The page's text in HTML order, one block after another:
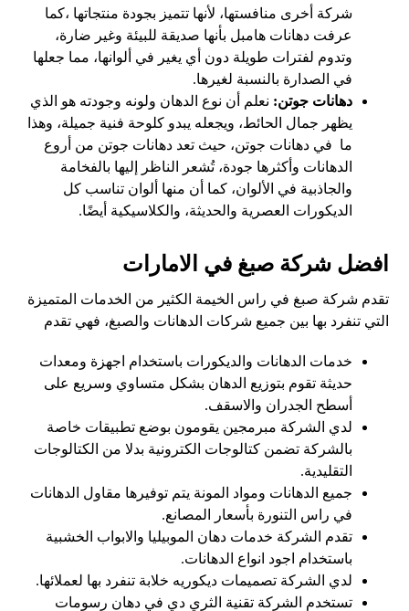
شركة أخرى منافستها، لأنها تتميز بجودة منتجاتها ،كما
عرفت دهانات هامبل بأنها صديقة للبيئة وغير ضارة،
وتدوم لفترات طويلة دون أي يغير في ألوانها، مما جعلها
في الصدارة بالنسبة لغيرها.
دهانات جوتن: نعلم أن نوع الدهان ولونه وجودته هو الذي
يظهر جمال الحائط، ويجعله يبدو كلوحة فنية جميلة، وهذا
ما في دهانات جوتن، حيث تعد دهانات جوتن من أروع
الدهانات وأكثرها جودة، تُشعر الناظر إليها بالفخامة
والجاذبية في الألوان، كما أن منها ألوان تناسب كل
الديكورات العصرية والحديثة، والكلاسيكية أيضًا.
افضل شركة صبغ في الامارات
تقدم شركة صبغ في راس الخيمة الكثير من الخدمات المتميزة
التي تنفرد بها بين جميع شركات الدهانات والصبغ، فهي تقدم
خدمات الدهانات والديكورات باستخدام اجهزة ومعدات
حديثة تقوم بتوزيع الدهان بشكل متساوي وسريع على
أسطح الجدران والاسقف.
لدي الشركة مبرمجين يقومون بوضع تطبيقات خاصة
بالشركة تضمن كتالوجات الكترونية بدلا من الكتالوجات
التقليدية.
جميع الدهانات ومواد المونة يتم توفيرها مقاول الدهانات
في راس التنورة بأسعار المصانع.
تقدم الشركة خدمات دهان الموبيليا والابواب الخشبية
باستخدام اجود انواع الدهانات.
لدي الشركة تصميمات ديكوريه خلابة تنفرد بها لعملائها.
تستخدم الشركة تقنية الثري دي في دهان رسومات